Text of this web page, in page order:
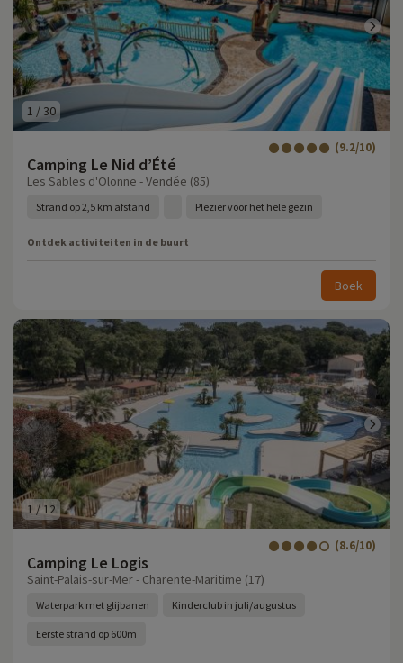
1 /30
Camping Le Nid d’Été
(9.2/10)
Les Sables d'Olonne - Vendée (85)
Strand op 2,5 km afstand Plezier voor het hele gezin
Ontdek activiteiten in de buurt
Boek
1 /12
Camping Le Logis
(8.6/10)
Saint-Palais-sur-Mer - Charente-Maritime (17)
Waterpark met glijbanen Kinderclub in juli/augustus
Eerste strand op 600m